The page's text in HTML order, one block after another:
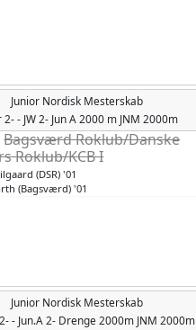
Junior Nordisk Mesterskab
2- - JW 2- Jun A 2000 m JNM 2000m
Bagsværd Roklub/Danske
Roklub/KCB I
(DSR) '01
(Bagsværd) '01
Junior Nordisk Mesterskab
2- - Jun.A 2- Drenge 2000m JNM 2000m